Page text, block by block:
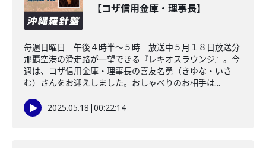
【コザ信用金庫・理事長】
毎週日曜日 午後４時半～５時 放送中５月１８日放送分
那覇空港の滑走路が一望できる『レキオスラウンジ』。今
週は、コザ信用金庫・理事長の喜友名勇（きゆな・いさ
む）さんをお迎えしました。おしゃべりのお相手は...
2025.05.18 |00:22:14